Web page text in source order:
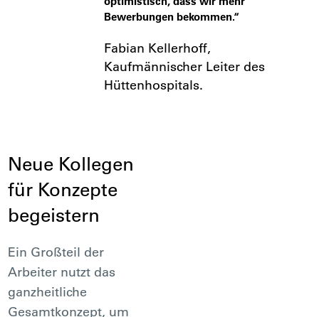
Bewerbungen bekommen.“
Fabian Kellerhoff,
Kaufmännischer Leiter des
Hüttenhospitals.
Neue Kollegen
für Konzepte
begeistern
Ein Großteil der
Arbeiter nutzt das
ganzheitliche
Gesamtkonzept, um